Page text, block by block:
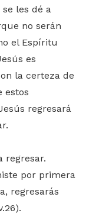
les dé a
no serán
el Espíritu
es
la certeza de
estos
regresará
regresar.
por primera
regresarás